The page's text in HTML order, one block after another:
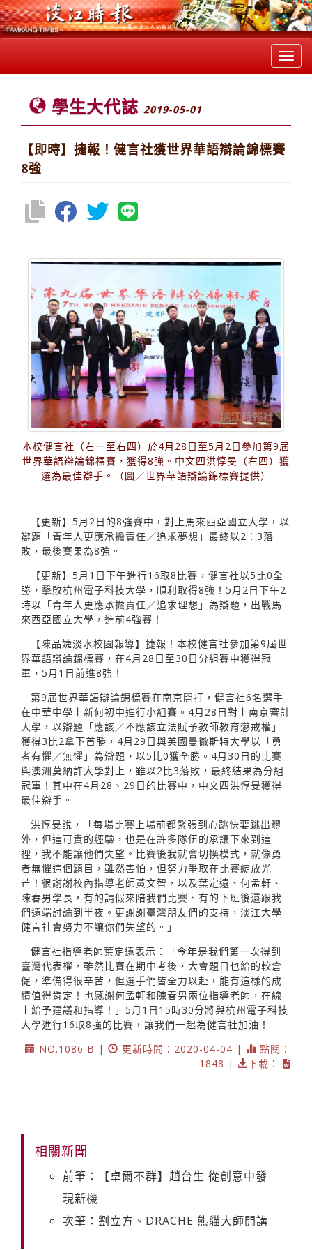
學生大代誌 2019-05-01
【即時】捷報！健言社獲世界華語辯論錦標賽
8強
本校健言社（右一至右四）於4月28日至5月2日參加第9屆
世界華語辯論錦標賽，獲得8強。中文四洪惇旻（右四）獲
選為最佳辯手。（圖／世界華語辯論錦標賽提供）
【更新】5月2日的8強賽中，對上馬來西亞國立大學，以
辯題「青年人更應承擔責任／追求夢想」最終以2：3落
敗，最後賽果為8強。
【更新】5月1日下午進行16取8比賽，健言社以5比0全
勝，擊敗杭州電子科技大學，順利取得8強！5月2日下午2
時以「青年人更應承擔責任／追求理想」為辯題，出戰馬
來西亞國立大學，進前4強賽！
【陳品婕淡水校園報導】捷報！本校健言社參加第9屆世
界華語辯論錦標賽，在4月28日至30日分組賽中獲得冠
軍，5月1日前進8強！
第9屆世界華語辯論錦標賽在南京開打，健言社6名選手
在中華中學上新何初中進行小組賽。4月28日對上南京審計
大學，以辯題「應該／不應該立法賦予教師教育懲戒權」
獲得3比2拿下首勝，4月29日與英國曼徹斯特大學以「勇
者有懼／無懼」為辯題，以5比0獲全勝。4月30日的比賽
與澳洲莫納許大學對上，雖以2比3落敗，最終結果為分組
冠軍！其中在4月28、29日的比賽中，中文四洪惇旻獲得
最佳辯手。
洪惇旻說，「每場比賽上場前都緊張到心跳快要跳出體
外，但這可貴的經驗，也是在許多隊伍的承讓下來到這
裡，我不能讓他們失望。比賽後我就會切換模式，就像勇
者無懼這個題目，雖然害怕，但努力爭取在比賽綻放光
芒！很謝謝校內指導老師黃文智，以及葉定遠、何孟軒、
陳春男學長，有的請假來陪我們比賽、有的下班後還跟我
們遠端討論到半夜。更謝謝臺灣朋友們的支持，淡江大學
健言社會努力不讓你們失望的。」
健言社指導老師葉定遠表示：「今年是我們第一次得到
臺灣代表權，雖然比賽在期中考後，大會題目也給的較倉
促，準備得很辛苦，但選手們皆全力以赴，能有這樣的成
績值得肯定！也感謝何孟軒和陳春男兩位指導老師，在線
上給予建議和指導！」5月1日15時30分將與杭州電子科技
大學進行16取8強的比賽，讓我們一起為健言社加油！
NO.1086 B |
更新時間：2020-04-04 |
點閱：
1848 |
下載：
相關新聞
前筆：【卓爾不群】趙台生 從創意中發
現新機
次筆：劉立方、DRACHE 熊貓大師開講